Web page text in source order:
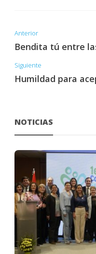
Anterior
Bendita tú entre
Siguiente
Humildad para
NOTICIAS